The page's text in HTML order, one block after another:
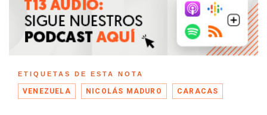
ETIQUETAS DE ESTA NOTA
VENEZUELA NICOLÁS MADURO CARACAS